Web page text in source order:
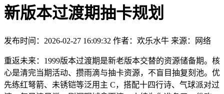
新版本过渡期抽卡规划
发布时间：2026-02-27 16:09:32 作者：欢乐水牛 来源：网络
重返未来：1999版本过渡期是新老版本交替的资源储备期。核
心是清完当期活动、攒雨滴与抽卡资源，不盲目抽复刻池。优
先练红弩箭、未锈铠等泛用主 C，搭配十四行诗、气球派对过